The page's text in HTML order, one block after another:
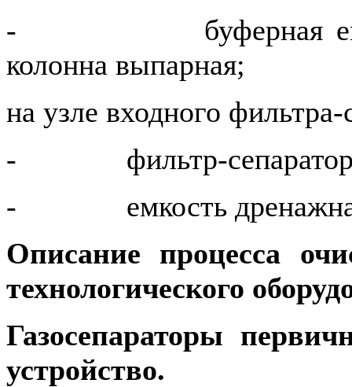
- буферная
колонна выпарная;
на узле входного
- фильтр-
- емкость
Описание процесса
технологического
Газосепараторы
устройство.